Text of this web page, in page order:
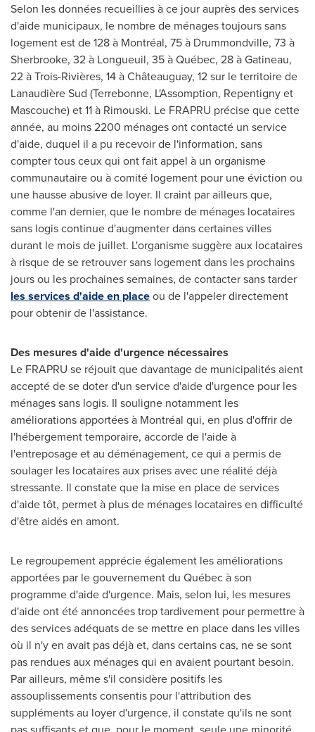
Selon les données recueillies à ce jour auprès des services
d'aide municipaux, le nombre de ménages toujours sans
logement est de 128 à Montréal, 75 à Drummondville, 73 à
Sherbrooke, 32 à Longueuil, 35 à Québec, 28 àGatineau,
22 à Trois-Rivières, 14 à Châteauguay, 12 sur le territoire de
Lanaudière Sud (Terrebonne, L'Assomption, Repentignyet
Mascouche) et 11 à Rimouski. Le FRAPRU précise que cette
année, au moins 2200 ménages ont contacté un service
d'aide, duquel il a pu recevoir de l'information, sans
compter tous ceux qui ont fait appel à un organisme
communautaire ou à comité logement pour une éviction ou
une hausse abusive de loyer. Il craint par ailleurs que,
comme l'an dernier, que le nombre de ménages locataires
sans logis continue d'augmenter dans certaines villes
durant le mois de juillet. L'organisme suggère aux locataires
à risque de se retrouver sans logement dans les prochains
jours ou les prochaines semaines, de contacter sans tarder
les services d'aide en placeou de l'appeler directement
pour obtenir de l'assistance.
Des mesures d'aide d'urgence nécessaires
Le FRAPRU se réjouit que davantage de municipalités aient
accepté de se doter d'un service d'aide d'urgence pour les
ménages sans logis. Il souligne notamment les
améliorations apportées à Montréal qui, en plus d'offrir de
l'hébergement temporaire, accorde de l'aide à
l'entreposage et au déménagement, ce qui a permis de
soulager les locataires aux prises avec une réalité déjà
stressante. Il constate que la mise en place de services
d'aide tôt, permet à plus de ménages locataires en difficulté
d'être aidés en amont.
Le regroupement apprécie également les améliorations
apportées par le gouvernement du Québec à son
programme d'aide d'urgence. Mais, selon lui, les mesures
d'aide ont été annoncées trop tardivement pour permettre à
des services adéquats de se mettre en place dans les villes
où il n'y en avait pas déjà et, dans certains cas, ne se sont
pas rendues aux ménages qui en avaient pourtant besoin.
Par ailleurs, même s'il considère positifs les
assouplissements consentis pour l'attribution des
suppléments au loyer d'urgence, il constate qu'ils ne sont